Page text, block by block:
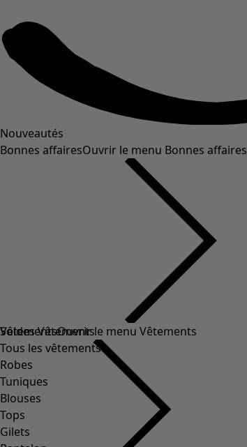
Nouveautés
Bonnes affairesOuvrir le menu Bonnes affaires
Soldes Vêtements
Tous les vêtements
Robes
Tuniques
Blouses
Tops
Gilets
VêtementsOuvrir le menu Vêtements